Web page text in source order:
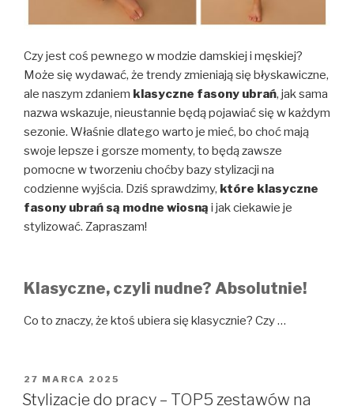
Czy jest coś pewnego w modzie damskiej i męskiej?
Może się wydawać, że trendy zmieniają się błyskawiczne,
ale naszym zdaniem klasyczne fasony ubrań, jak sama
nazwa wskazuje, nieustannie będą pojawiać się w każdym
sezonie. Właśnie dlatego warto je mieć, bo choć mają
swoje lepsze i gorsze momenty, to będą zawsze
pomocne w tworzeniu choćby bazy stylizacji na
codzienne wyjścia. Dziś sprawdzimy, które klasyczne
fasony ubrań są modne wiosną i jak ciekawie je
stylizować. Zapraszam!
Klasyczne, czyli nudne? Absolutnie!
Co to znaczy, że ktoś ubiera się klasycznie? Czy …
OPUBLIKOWANE
W
27 MARCA 2025
Stylizacje do pracy – TOP5 zestawów na